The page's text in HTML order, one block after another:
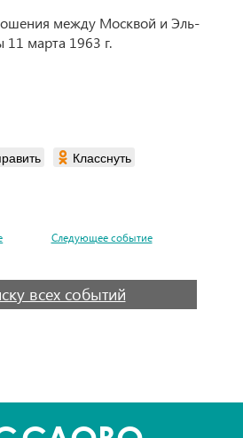
между Москвой и Эль-
11 марта 1963 г.
Класснуть
Следующее событие
всех событий